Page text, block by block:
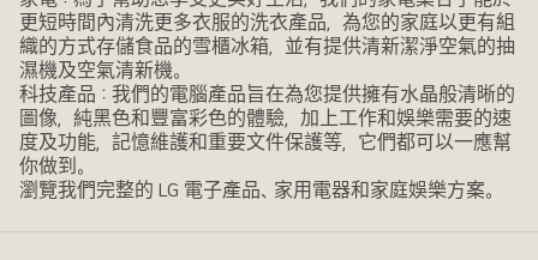
更短時間內清洗更多衣服的洗衣產品，為您的家庭以更有組
織的方式存儲食品的雪櫃冰箱，並有提供清新潔淨空氣的抽
濕機及空氣清新機。
科技產品：我們的電腦產品旨在為您提供擁有水晶般清晰的
圖像，純黑色和豐富彩色的體驗，加上工作和娛樂需要的速
度及功能，記憶維護和重要文件保護等，它們都可以一應幫
你做到。
瀏覽我們完整的 LG 電子產品、家用電器和家庭娛樂方案。